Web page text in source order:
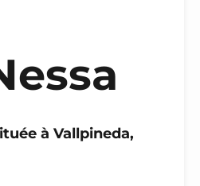
à Vallpineda,